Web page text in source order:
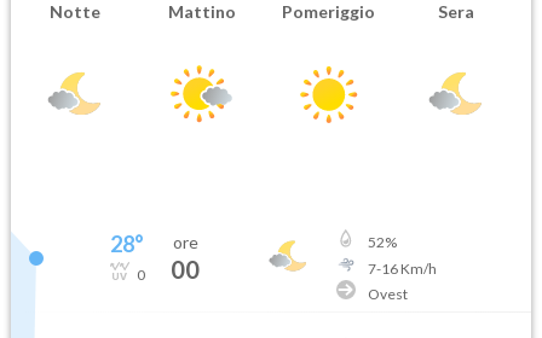
Notte Mattino Pomeriggio Sera
28°
0
ore
00
52%
7-16Km/h
Ovest